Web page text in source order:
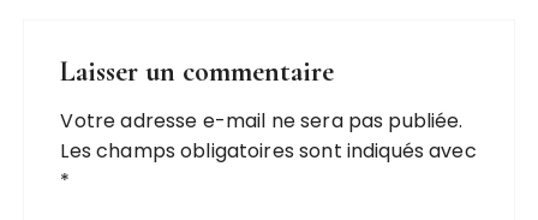
Laisser un commentaire
Votre adresse e-mail ne sera pas publiée.
Les champs obligatoires sont indiqués avec
*